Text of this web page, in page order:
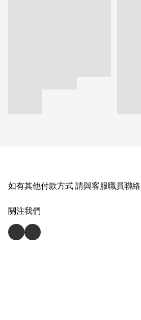
如有其他付款方式 請與客服職員聯絡
關注我們